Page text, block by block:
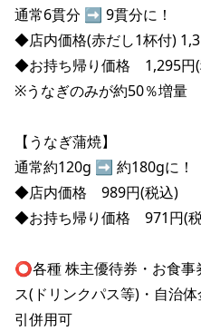
や台や
海老どて食堂
華花
IRライブラリトップ
決算短信
株主通信
株主総会関連資料
その他IR資料
IRカレンダー
株価情報
株主優待
電子公告
FAQ
IRお問い合わせ
サイトマップ
通常6貫分 ➡ 9貫分に！
◆店内価格(赤だし1杯付)
◆お持ち帰り価格　1,295円
※うなぎのみが約50％増量
【うなぎ蒲焼】
通常約120g ➡ 約180gに！
◆店内価格　989円(税込)
◆お持ち帰り価格　971円(
⭕️各種 株主優待券・お食
ス(ドリンクパス等)・自治
引併用可